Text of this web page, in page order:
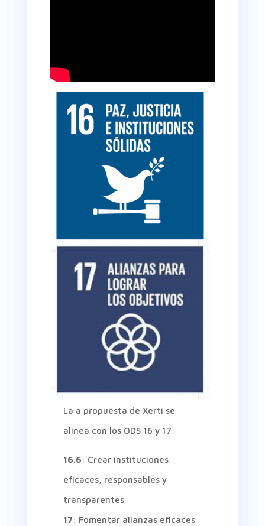
La a propuesta de Xerti se
alinea con los ODS 16 y 17:
16.6: Crear instituciones
eficaces, responsables y
transparentes
17: Fomentar alianzas eficaces